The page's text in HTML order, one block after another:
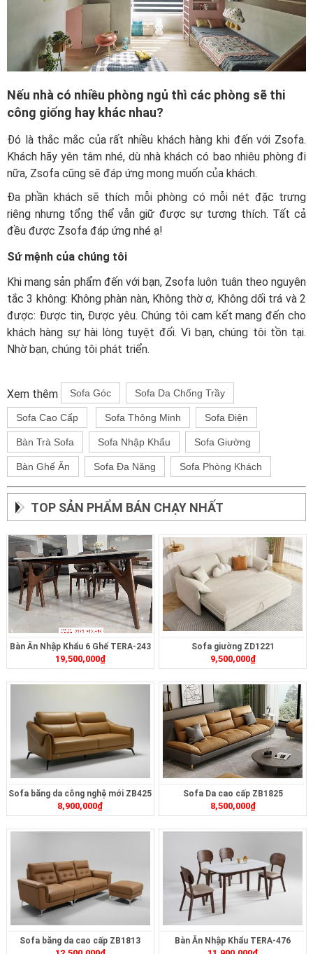
Nếu nhà có nhiều phòng ngủ thì các phòng sẽ thi
công giống hay khác nhau?
Đó là thắc mắc của rất nhiều khách hàng khi đến với Zsofa.
Khách hãy yên tâm nhé, dù nhà khách có bao nhiêu phòng đi
nữa, Zsofa cũng sẽ đáp ứng mong muốn của khách.
Đa phần khách sẽ thích mỗi phòng có mỗi nét đặc trưng
riêng nhưng tổng thể vẫn giữ được sự tương thích. Tất cả
đều được Zsofa đáp ứng nhé ạ!
Sứ mệnh của chúng tôi
Khi mang sản phẩm đến với bạn, Zsofa luôn tuân theo nguyên
tắc 3 không: Không phàn nàn, Không thờ ơ, Không dối trá và 2
được: Được tin, Được yêu. Chúng tôi cam kết mang đến cho
khách hàng sự hài lòng tuyệt đối. Vì bạn, chúng tôi tồn tại.
Nhờ bạn, chúng tôi phát triển.
Xem thêm Sofa Góc Sofa Da Chống Trầy
Sofa Cao Cấp Sofa Thông Minh Sofa Điện
Bàn Trà Sofa Sofa Nhập Khẩu Sofa Giường
Bàn Ghế Ăn Sofa Đa Năng Sofa Phòng Khách
TOP SẢN PHẨM BÁN CHẠY NHẤT
Bàn Ăn Nhập Khẩu 6 Ghế TERA-243
19,500,000₫
Sofa giường ZD1221
9,500,000₫
Sofa băng da công nghệ mới ZB425
8,900,000₫
Sofa Da cao cấp ZB1825
8,500,000₫
Sofa băng da cao cấp ZB1813 Bàn Ăn Nhập Khẩu TERA-476